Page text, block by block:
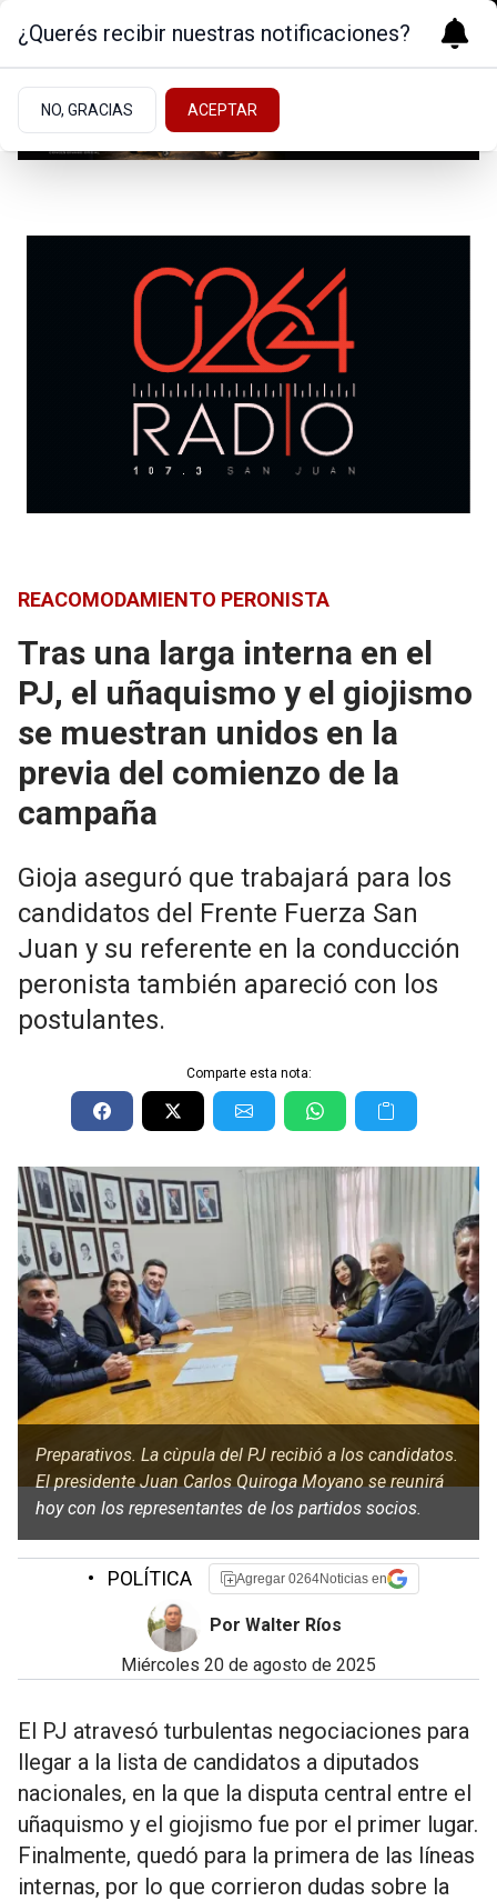
REACOMODAMIENTO PERONISTA
Tras una larga interna en el
PJ, el uñaquismo y el giojismo
se muestran unidos en la
previa del comienzo de la
campaña
Gioja aseguró que trabajará para los
candidatos del Frente Fuerza San
Juan y su referente en la conducción
peronista también apareció con los
postulantes.
Comparte esta nota:
Preparativos. La cùpula del PJ recibió a los candidatos.
El presidente Juan Carlos Quiroga Moyano se reunirá
hoy con los representantes de los partidos socios.
• POLÍTICA Agregar 0264Noticias en
Por Walter Ríos
miércoles 20 de agosto de 2025
El PJ atravesó turbulentas negociaciones para
llegar a la lista de candidatos a diputados
nacionales, en la que la disputa central entre el
uñaquismo y el giojismo fue por el primer lugar.
Finalmente, quedó para la primera de las líneas
internas, por lo que corrieron dudas sobre la
¿Querés recibir nuestras notificaciones?
NO, GRACIAS ACEPTAR